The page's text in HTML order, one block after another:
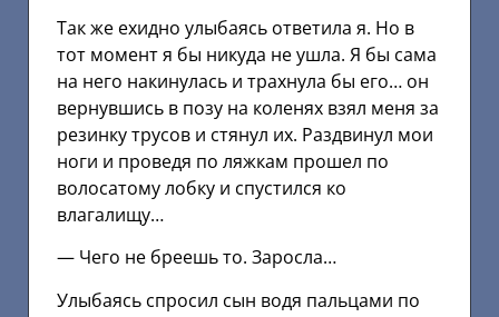
Так же ехидно улыбаясь ответила я. Но в
тот момент я бы никуда не ушла. Я бы сама
на него накинулась и трахнула бы его… он
вернувшись в позу на коленях взял меня за
резинку трусов и стянул их. Раздвинул мои
ноги и проведя по ляжкам прошел по
волосатому лобку и спустился ко
влагалищу…
— Чего не бреешь то. Заросла…
Улыбаясь спросил сын водя пальцами по